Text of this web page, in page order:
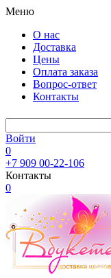
Меню
О нас
Доставка
Цены
Оплата заказа
Вопрос-ответ
Контакты
Войти
0
+7 909 00-22-106
Контакты
0